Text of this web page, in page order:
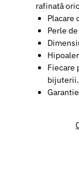
rafinată
Placare
Perle
Fiecare
bijuterii.